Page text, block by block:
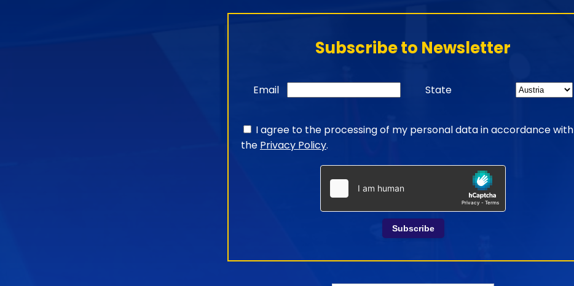
Subscribe to Newsletter
Email State
I agree to the processing of my personal data in accordance with
the Privacy Policy.
Subscribe